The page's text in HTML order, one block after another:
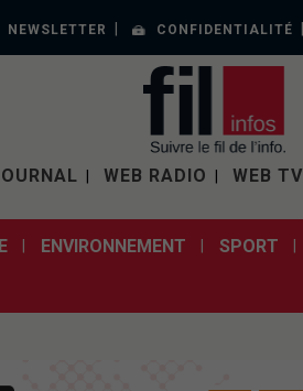
NEWSLETTER CONFIDENTIALITÉ
WEB RADIO WEB TV
ENVIRONNEMENT SPORT